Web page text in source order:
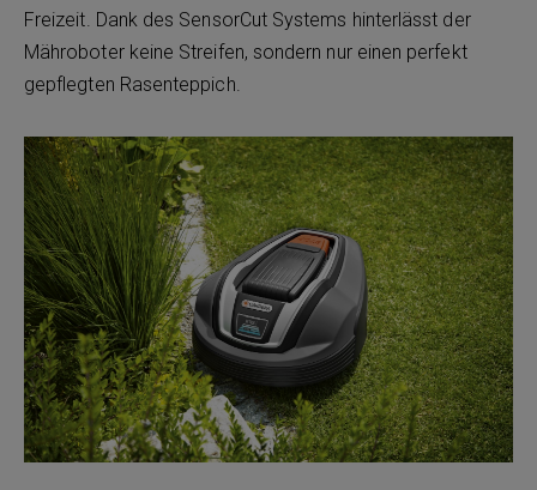
Freizeit. Dank des SensorCut Systems hinterlässt der
Mähroboter keine Streifen, sondern nur einen perfekt
gepflegten Rasenteppich.